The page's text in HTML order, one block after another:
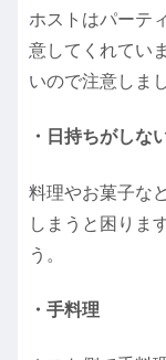
ホストはパーテ
意してくれてい
いので注意しま
・日持ちがしな
料理やお菓子な
しまうと困りま
う。
・手料理